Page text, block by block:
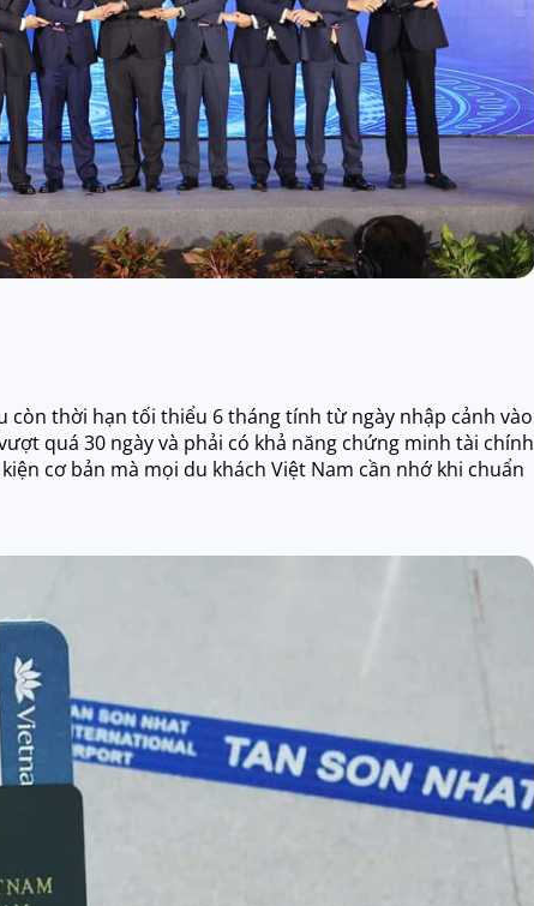
thời hạn tối thiểu 6 tháng tính từ ngày nhập cảnh vào
quá 30 ngày và phải có khả năng chứng minh tài chính
cơ bản mà mọi du khách Việt Nam cần nhớ khi chuẩn